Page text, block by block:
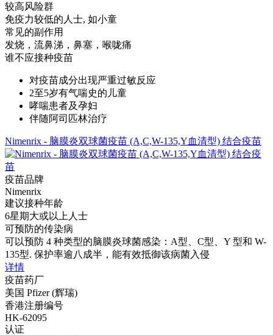
较高风险群
免疫力较低的人士, 如小童
常见的副作用
发烧，流鼻涕，鼻塞，喉咙痛
谁不应接种疫苗
对疫苗成分出现严重过敏反应
2至5岁有气喘史的儿童
哮喘患者及孕妇
伴随阿司匹林治疗
Nimenrix - 脑膜炎双球菌疫苗 (A,C,W-135,Y血清型) 结合疫苗
疫苗品牌
Nimenrix
建议接种年龄
6星期大或以上人士
可预防的传染病
可以预防 4 种类型的脑膜炎球菌感染：A型、C型、Y 型和 W-
135型. 保护率逾八成半，能有效抵御该病菌入侵
详情
疫苗药厂
美国 Pfizer (辉瑞)
香港注册编号
HK-62095
认证